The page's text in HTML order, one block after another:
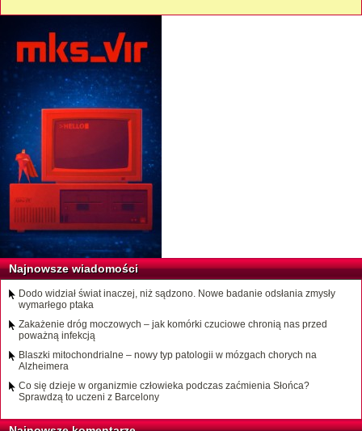
Najnowsze wiadomości
Dodo widział świat inaczej, niż sądzono. Nowe badanie odsłania zmysły
wymarłego ptaka
Zakażenie dróg moczowych – jak komórki czuciowe chronią nas przed
poważną infekcją
Blaszki mitochondrialne – nowy typ patologii w mózgach chorych na
Alzheimera
Co się dzieje w organizmie człowieka podczas zaćmienia Słońca?
Sprawdzą to uczeni z Barcelony